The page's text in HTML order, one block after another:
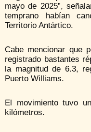
mayo de 2025”,
temprano habían
Territorio Antártico.
Cabe mencionar que
registrado bastantes
la magnitud de 6.3,
Puerto Williams.
El movimiento tuvo
kilómetros.